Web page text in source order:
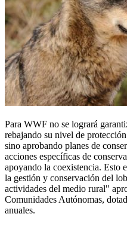
Para WWF no se logrará
rebajando su nivel de
sino aprobando planes de
acciones específicas de
apoyando la coexistencia. Esto
la gestión y conservación del
actividades del medio rural"
Comunidades Autónomas,
anuales.